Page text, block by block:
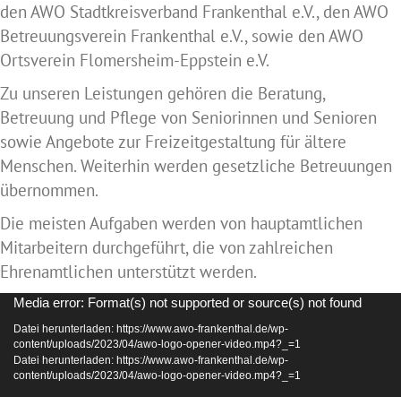
den AWO Stadtkreisverband Frankenthal e.V., den AWO
Betreuungsverein Frankenthal e.V., sowie den AWO
Ortsverein Flomersheim-Eppstein e.V.
Zu unseren Leistungen gehören die Beratung,
Betreuung und Pflege von Seniorinnen und Senioren
sowie Angebote zur Freizeitgestaltung für ältere
Menschen. Weiterhin werden gesetzliche Betreuungen
übernommen.
Die meisten Aufgaben werden von hauptamtlichen
Mitarbeitern durchgeführt, die von zahlreichen
Ehrenamtlichen unterstützt werden.
Video-
Player
Media error: Format(s) not supported or source(s) not found
Datei herunterladen: https://www.awo-frankenthal.de/wp-
content/uploads/2023/04/awo-logo-opener-video.mp4?_=1
Datei herunterladen: https://www.awo-frankenthal.de/wp-
content/uploads/2023/04/awo-logo-opener-video.mp4?_=1